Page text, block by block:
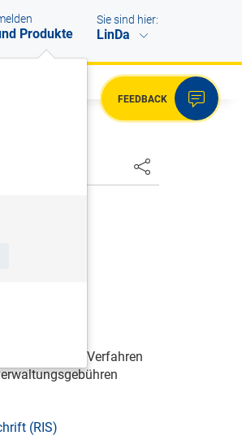
Produkte
Sie sind hier:
LinDa
FEEDBACK
Abschnittes
in diesen Verfahren
(RIS)